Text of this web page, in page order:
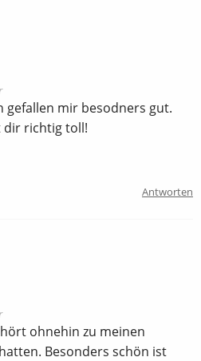
gefallen mir besodners gut.
dir richtig toll!
Antworten
ohnehin zu meinen
Besonders schön ist